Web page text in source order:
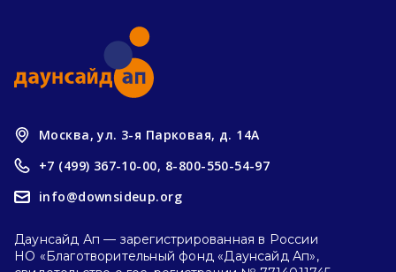
Москва, ул. 3-я Парковая, д. 14А
+7 (499) 367-10-00, 8-800-550-54-97
info@downsideup.org
Даунсайд Ап — зарегистрированная в России
НО «Благотворительный фонд «Даунсайд Ап»,